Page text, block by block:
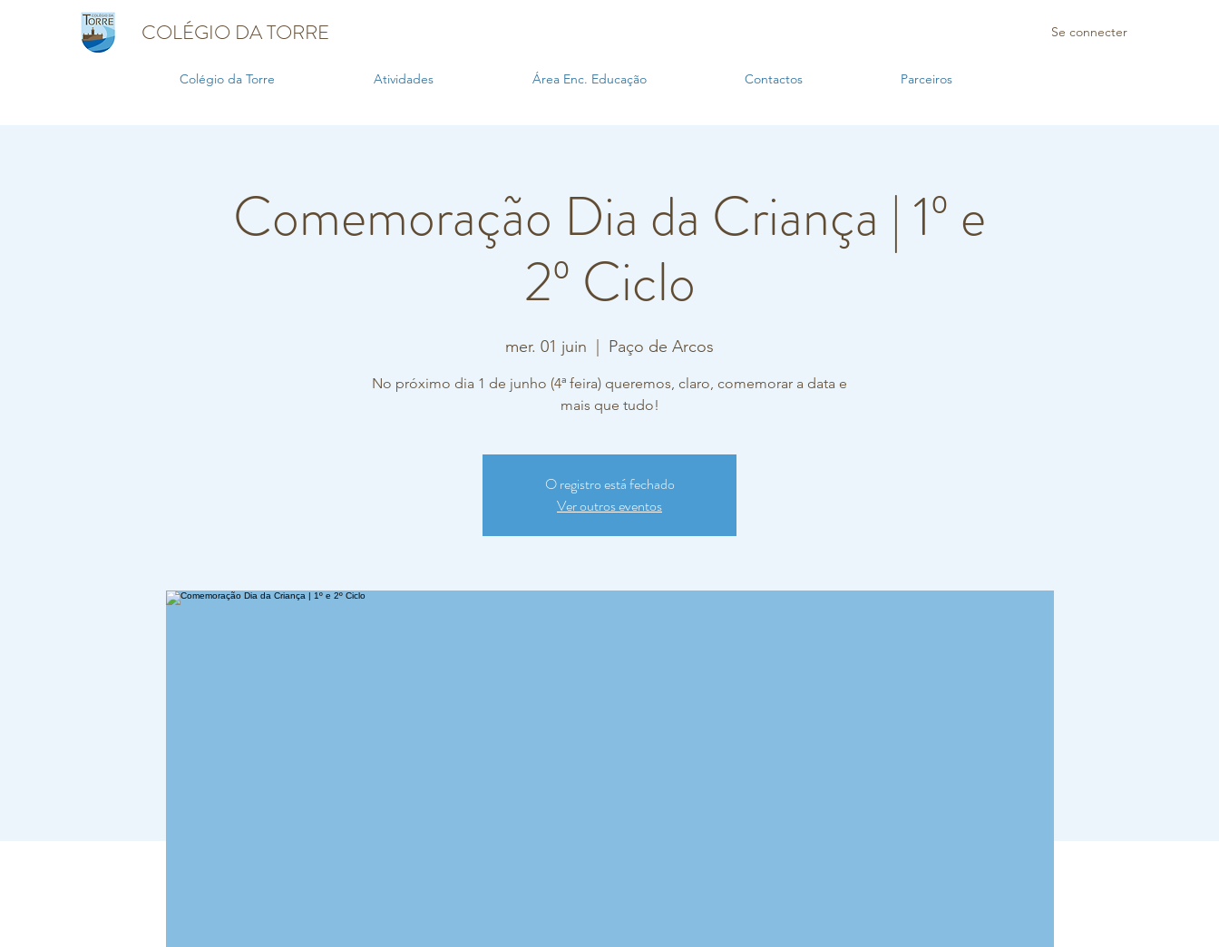
COLÉGIO DA TORRE Se connecter
Colégio da Torre Atividades Área Enc. Educação Contactos Parceiros
Comemoração Dia da Criança | 1º e
2º Ciclo
mer. 01 juin Paço de Arcos
No próximo dia 1 de junho (4ª feira) queremos, claro, comemorar a data e
mais que tudo!
O registro está fechado
Ver outros eventos